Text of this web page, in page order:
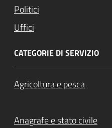
Politici
Uffici
CATEGORIE DI SERVIZIO
Agricoltura e pesca
Anagrafe e stato civile